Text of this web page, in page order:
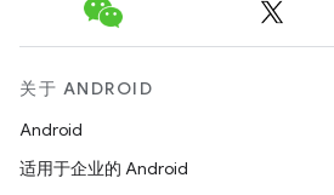
关于 ANDROID
Android
适用于企业的 Android